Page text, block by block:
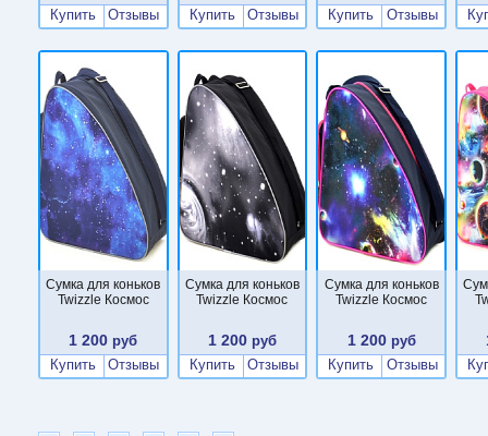
Купить
Отзывы
Купить
Отзывы
Купить
Отзывы
Сумка для коньков
Twizzle Космос
1 200 руб
Купить
Отзывы
Сумка для коньков
Twizzle Космос
1 200 руб
Купить
Отзывы
Сумка для коньков
Twizzle Космос
1 200руб
Купить
Отзывы